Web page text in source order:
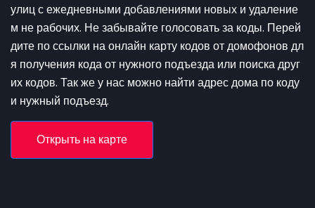
улиц с ежедневными добавлениями новых и удаление
м не рабочих. Не забывайте голосовать за коды. Перей
дите по ссылки на онлайн карту кодов от домофонов дл
я получения кода от нужного подъезда или поиска друг
их кодов. Так же у нас можно найти адрес дома по коду
и нужный подъезд.
Открыть на карте